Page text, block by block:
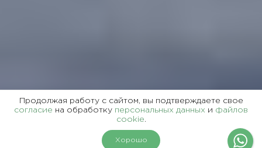
Продолжая работу с сайтом, вы подтверждаете свое
согласие на обработку персональных данных и файлов
cookie.
Хорошо